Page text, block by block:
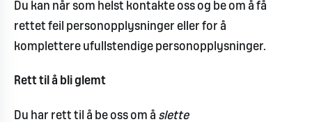
Du kan når som helst kontakte oss og be om å få
rettet feil personopplysninger eller for å
komplettere ufullstendige personopplysninger.
Rett til å bli glemt
Du har rett til å be oss om å slette